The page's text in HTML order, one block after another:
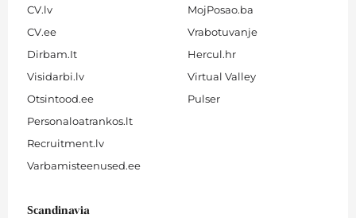
CV.lv
CV.ee
Dirbam.It
Visidarbi.lv
Otsintood.ee
Personaloatrankos.lt
Recruitment.lv
Varbamisteenused.ee
MojPosao.ba
Vrabotuvanje
Hercul.hr
Virtual Valley
Pulser
Scandinavia